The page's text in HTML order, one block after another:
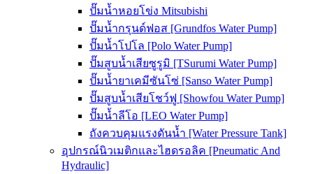
ปั๊มน้ำหอยโข่ง Mitsubishi
ปั๊มน้ำกรุนด์ฟอส [Grundfos Water Pump]
ปั๊มน้ำโปโล [Polo Water Pump]
ปั๊มสูบน้ำเสียซูรูมิ [TSurumi Water Pump]
ปั๊มน้ำยาเคมีซันโซ่ [Sanso Water Pump]
ปั๊มสูบน้ำเสียโชว์ฟู [Showfou Water Pump]
ปั๊มน้ำลีโอ [LEO Water Pump]
ถังควบคุมแรงดันน้ำ [Water Pressure Tank]
อุปกรณ์นิวเมติกและไฮดรอลิค [Pneumatic And
Hydraulic]